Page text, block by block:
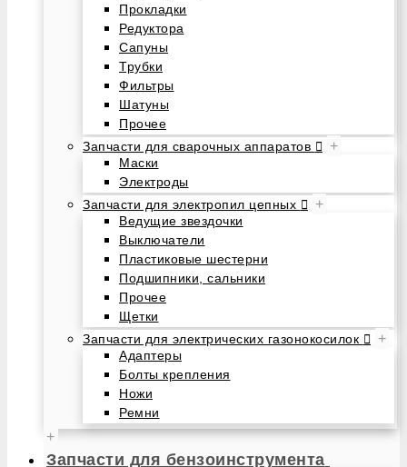
Прокладки
Редуктора
Сапуны
Трубки
Фильтры
Шатуны
Прочее
Запчасти для сварочных аппаратов
+
Маски
Электроды
Запчасти для электропил цепных
+
Ведущие звездочки
Выключатели
Пластиковые шестерни
Подшипники, сальники
Прочее
Щетки
Запчасти для электрических газонокосилок
+
Адаптеры
Болты крепления
Ножи
Ремни
+
Запчасти для бензоинструмента